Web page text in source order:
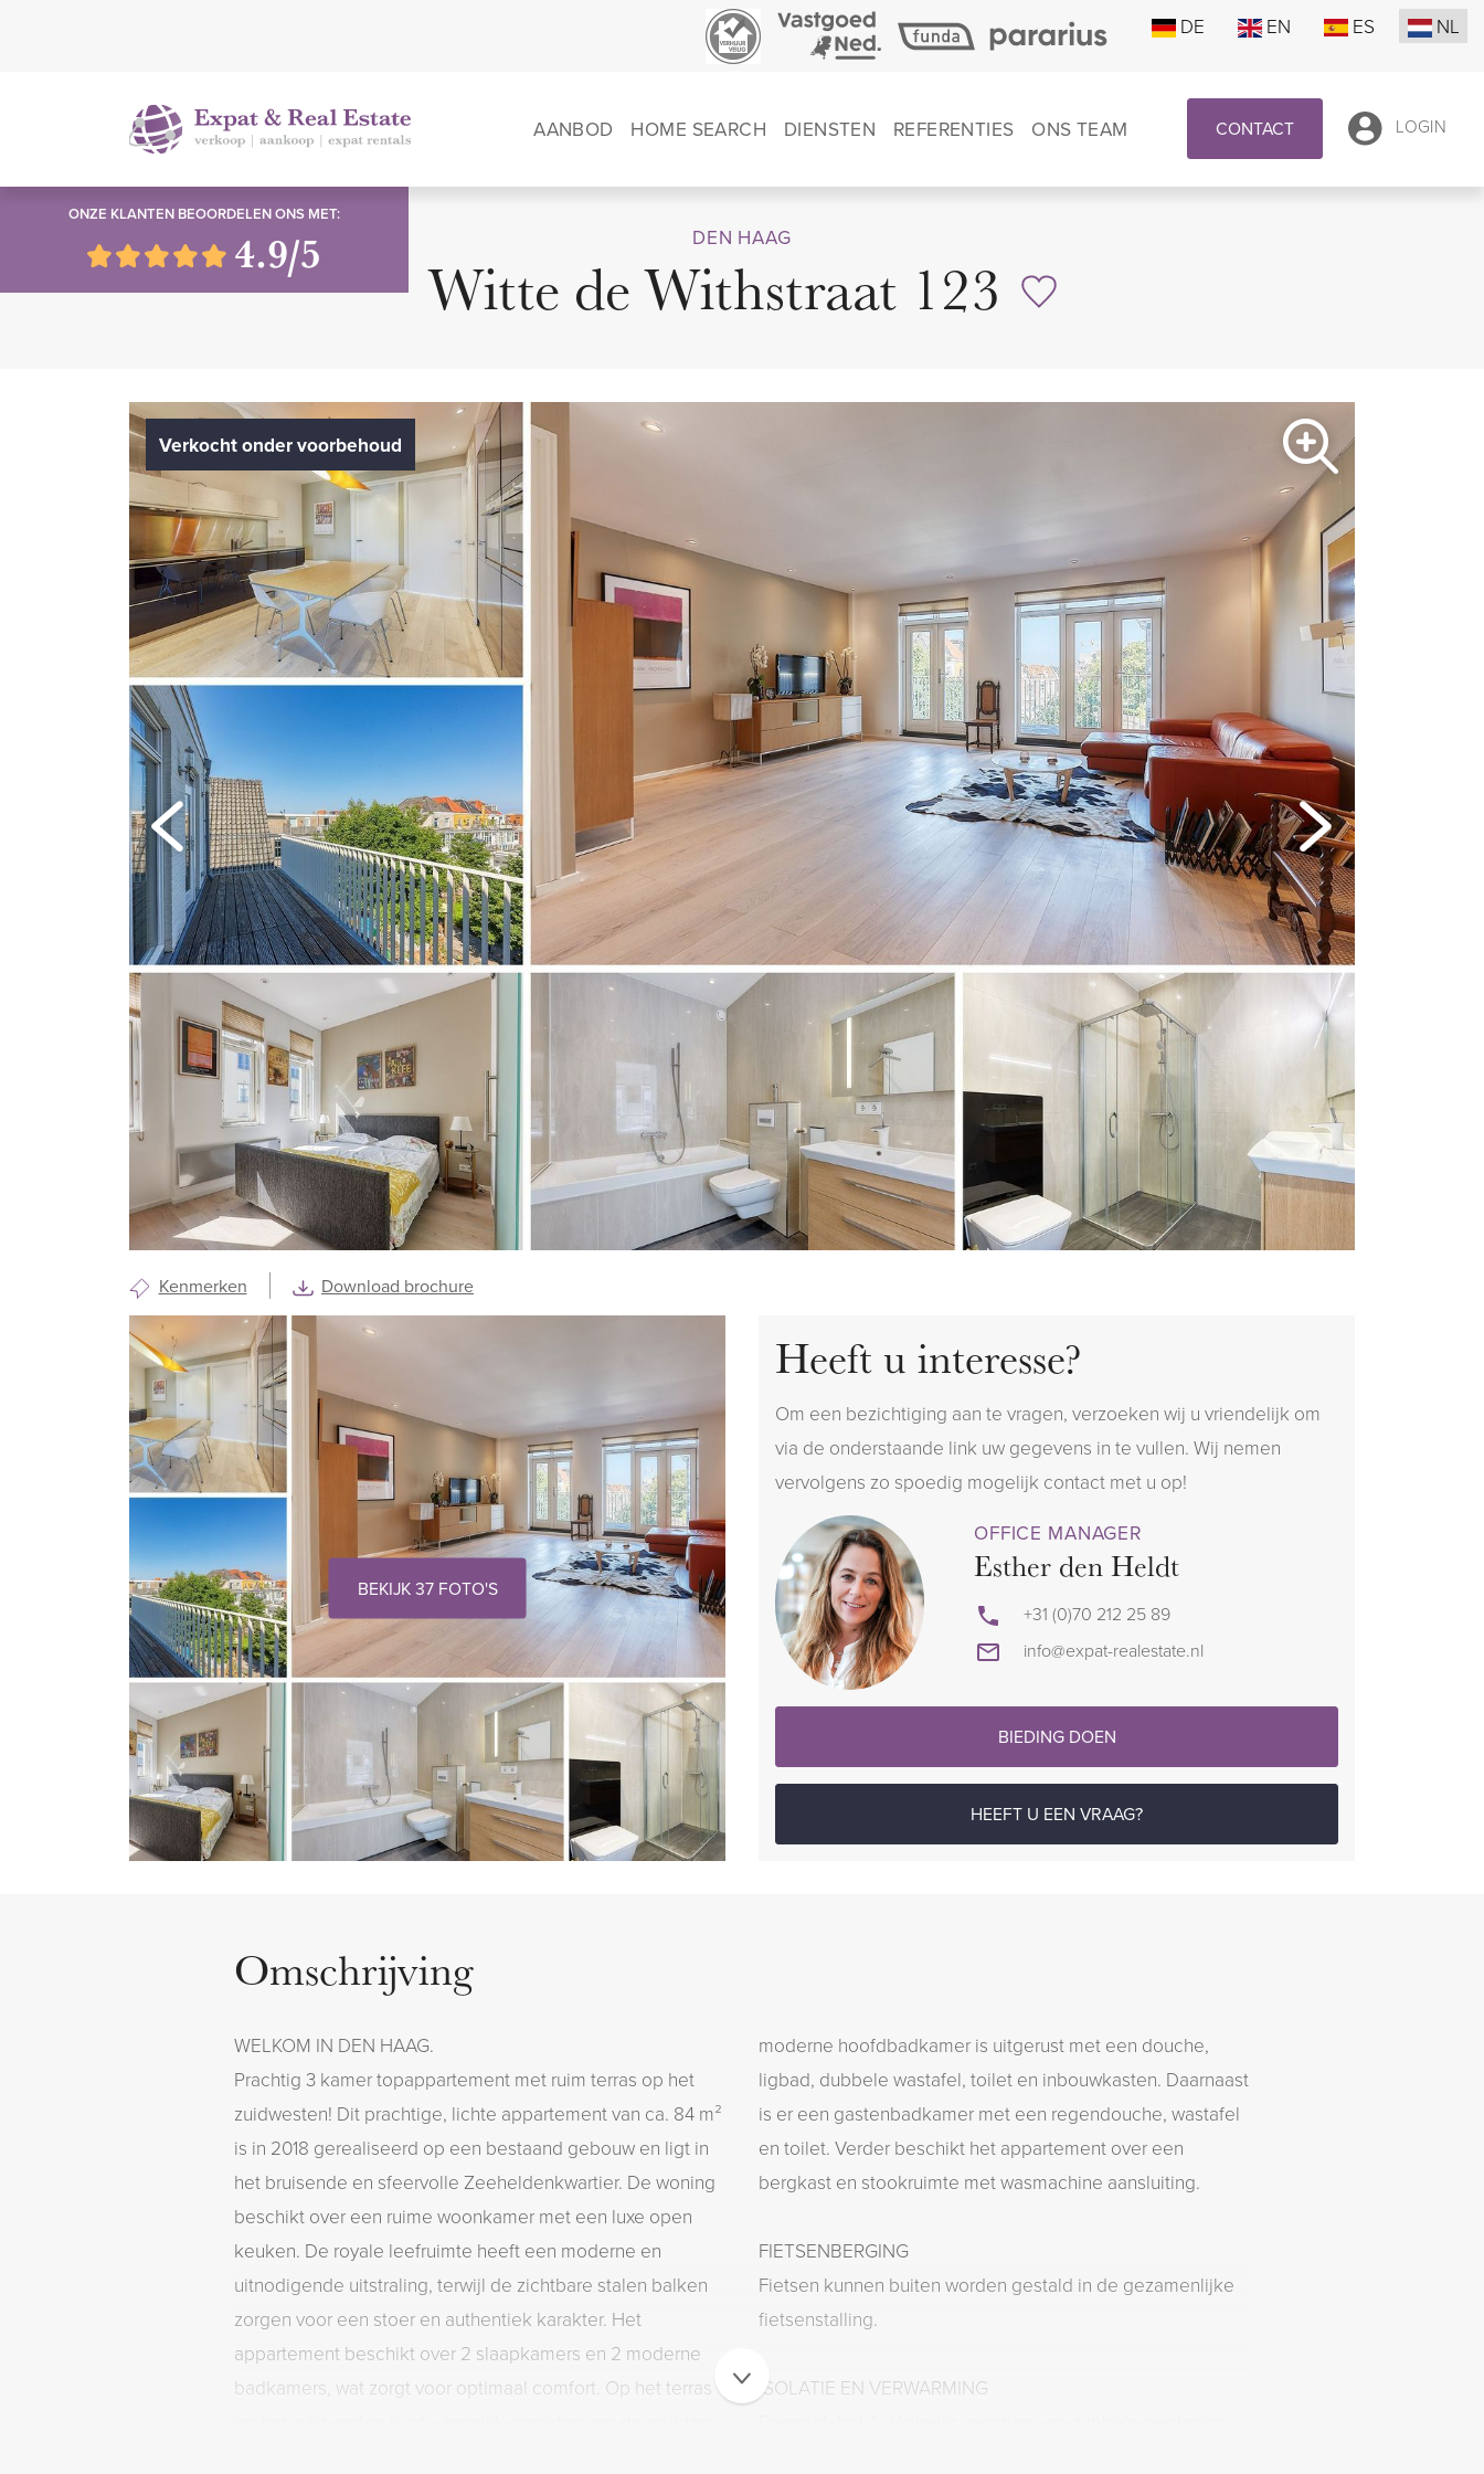
DE EN ES NL
AANBOD HOME SEARCH DIENSTEN REFERENTIES ONS TEAM CONTACT LOGIN
DEN HAAG
Witte de Withstraat 123
Verkocht onder voorbehoud
Kenmerken Download brochure
BEKIJK 37 FOTO'S
Heeft u interesse?
Om een bezichtiging aan te vragen, verzoeken wij u vriendelijk om
via de onderstaande link uw gegevens in te vullen. Wij nemen
vervolgens zo spoedig mogelijk contact met u op!
OFFICE MANAGER
Esther den Heldt
+31 (0)70 212 25 89
info@expat-realestate.nl
BIEDING DOEN
HEEFT U EEN VRAAG?
Omschrijving
WELKOM IN DEN HAAG.
Prachtig 3 kamer topappartement met ruim terras op het
zuidwesten! Dit prachtige, lichte appartement van ca. 84 m²
is in 2018 gerealiseerd op een bestaand gebouw en ligt in
het bruisende en sfeervolle Zeeheldenkwartier. De woning
beschikt over een ruime woonkamer met een luxe open
keuken. De royale leefruimte heeft een moderne en
uitnodigende uitstraling, terwijl de zichtbare stalen balken
zorgen voor een stoer en authentiek karakter. Het
appartement beschikt over 2 slaapkamers en 2 moderne
badkamers, wat zorgt voor optimaal comfort. Op het terras
moderne hoofdbadkamer is uitgerust met een douche,
ligbad, dubbele wastafel, toilet en inbouwkasten. Daarnaast
is er een gastenbadkamer met een regendouche, wastafel
en toilet. Verder beschikt het appartement over een
bergkast en stookruimte met wasmachine aansluiting.
FIETSENBERGING
Fietsen kunnen buiten worden gestald in de gezamenlijke
fietsenstalling.
ISOLATIE EN VERWARMING
ONZE KLANTEN BEOORDELEN ONS MET:
4.9/5